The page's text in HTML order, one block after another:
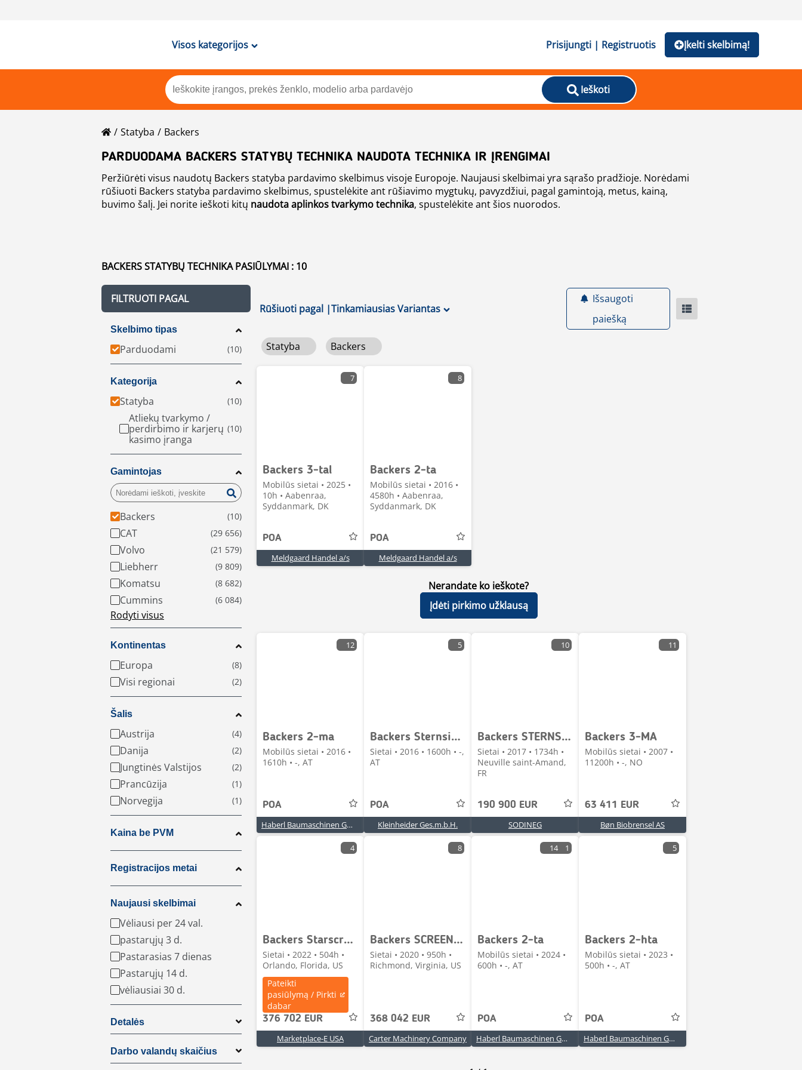
Visos kategorijos Prisijungti | Registruotis Įkelti skelbimą!
Ieškoti
Statyba
Backers
PARDUODAMA BACKERS STATYBŲ TECHNIKA NAUDOTA TECHNIKA IR ĮRENGIMAI
Peržiūrėti visus naudotų Backers statyba pardavimo skelbimus visoje Europoje. Naujausi skelbimai yra sąrašo pradžioje. Norėdami
rūšiuoti Backers statyba pardavimo skelbimus, spustelėkite ant rūšiavimo mygtukų, pavyzdžiui, pagal gamintoją, metus, kainą,
buvimo šalį. Jei norite ieškoti kitų naudota aplinkos tvarkymo technika, spustelėkite ant šios nuorodos.
BACKERS STATYBŲ TECHNIKA PASIŪLYMAI : 10
FILTRUOTI PAGAL
Skelbimo tipas
Parduodami
Kategorija
Statyba
Atliekų tvarkymo /
perdirbimo ir karjerų
kasimo įranga
Gamintojas
Backers
CAT
Volvo
Liebherr
Komatsu
Cummins
Rodyti visus
Kontinentas
Europa
Visi regionai
Šalis
Austrija
Danija
Jungtinės Valstijos
Prancūzija
Norvegija
Kaina be PVM
Registracijos metai
Naujausi skelbimai
Vėliausi per 24 val.
pastarųjų 3 d.
Pastarasias 7 dienas
Pastarųjų 14 d.
vėliausiai 30 d.
Detalės
Darbo valandų skaičius
Rūšiuoti pagal |Tinkamiausias Variantas
Išsaugoti
paiešką
Statyba Backers
7
Backers 3-tal
Mobilūs sietai • 2025 •
10h • Aabenraa,
Syddanmark, DK
POA
Meldgaard Handel a/s
8
Backers 2-ta
Mobilūs sietai • 2016 •
4580h • Aabenraa,
Syddanmark, DK
POA
Meldgaard Handel a/s
Nerandate ko ieškote?
Įdėti pirkimo užklausą
12
Backers 2-ma
Mobilūs sietai • 2016 •
1610h • -, AT
POA
Haberl Baumaschinen GmbH
5
Backers Sternsieb 2-ma
Sietai • 2016 • 1600h • -,
AT
POA
Kleinheider Ges.m.b.H.
10
Backers STERNSIEB 2-SA A ETOILES
Sietai • 2017 • 1734h •
Neuville saint-Amand,
FR
190 900 EUR
SODINEG
11
Backers 3-MA
Mobilūs sietai • 2007 •
11200h • -, NO
63 411 EUR
Bøn Biobrensel AS
4
Backers Starscreen 3-Tal
Sietai • 2022 • 504h •
Orlando, Florida, US
Pateikti
pasiūlymą / Pirkti
dabar
376 702 EUR
Marketplace-E USA
8
Backers SCREEN 3TL
Sietai • 2020 • 950h •
Richmond, Virginia, US
368 042 EUR
Carter Machinery Company
14 1
Backers 2-ta
Mobilūs sietai • 2024 •
600h • -, AT
POA
Haberl Baumaschinen GmbH
5
Backers 2-hta
Mobilūs sietai • 2023 •
500h • -, AT
POA
Haberl Baumaschinen GmbH